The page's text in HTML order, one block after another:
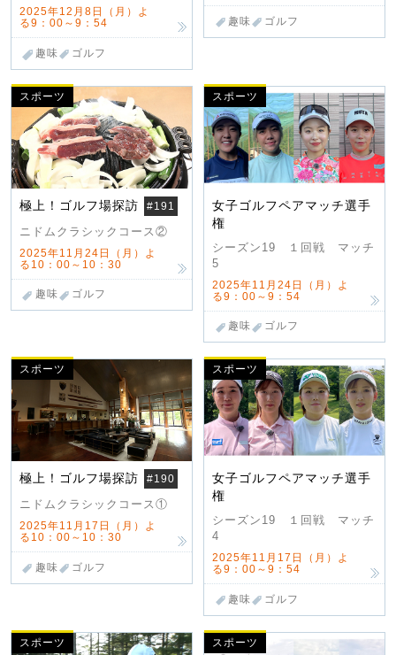
2025年12月8日（月）よ
る9：00～9：54
趣味 ゴルフ
趣味 ゴルフ
スポーツ
極上！ゴルフ場探訪 #191
ニドムクラシックコース②
2025年11月24日（月）よ
る10：00～10：30
趣味 ゴルフ
スポーツ
女子ゴルフペアマッチ選手
権
シーズン19 １回戦 マッチ
5
2025年11月24日（月）よ
る9：00～9：54
趣味 ゴルフ
スポーツ
極上！ゴルフ場探訪 #190
ニドムクラシックコース①
2025年11月17日（月）よ
る10：00～10：30
趣味 ゴルフ
スポーツ
女子ゴルフペアマッチ選手
権
シーズン19 １回戦 マッチ
4
2025年11月17日（月）よ
る9：00～9：54
趣味 ゴルフ
スポーツ スポーツ